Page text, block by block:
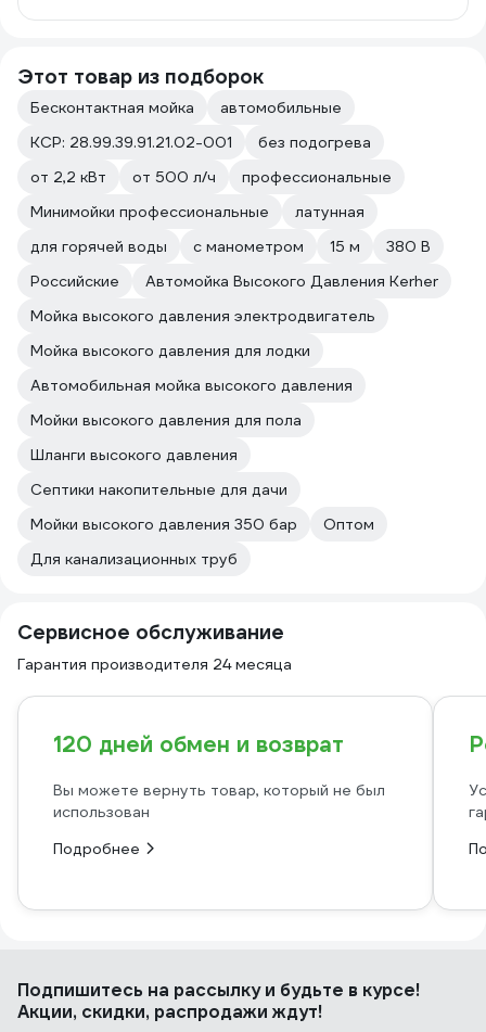
Этот товар из подборок
Бесконтактная мойка
автомобильные
КСР: 28.99.39.91.21.02-001
без подогрева
от 2,2 кВт
от 500 л/ч
профессиональные
Минимойки профессиональные
латунная
для горячей воды
с манометром 15 м
380 В
Российские
Автомойка Высокого Давления Kerher
Мойка высокого давления электродвигатель
Мойка высокого давления для лодки
Автомобильная мойка высокого давления
Мойки высокого давления для пола
Шланги высокого давления
Септики накопительные для дачи
Мойки высокого давления 350 бар
Оптом
Для канализационных труб
Сервисное обслуживание
Гарантия производителя 24 месяца
120 дней обмен и возврат
Вы можете вернуть товар, который не был
использован
Подробнее
Подпишитесь на рассылкуи будьте в курсе!
Акции, скидки, распродажи ждут!